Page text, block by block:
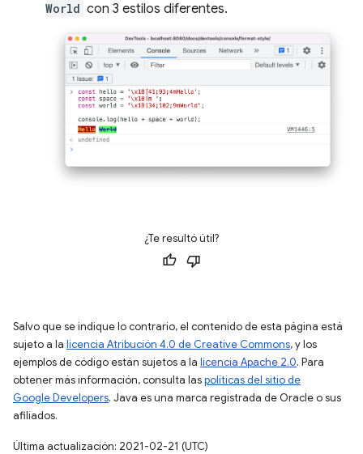
World con 3 estilos diferentes.
¿Te resultó útil?
Salvo que se indique lo contrario, el contenido de esta página está
sujeto a la licencia Atribución 4.0 de Creative Commons, y los
ejemplos de código están sujetos a la licencia Apache 2.0. Para
obtener más información, consulta laspolíticas del sitio de
Google Developers. Java es una marca registrada de Oracle o sus
afiliados.
Última actualización: 2021-02-21 (UTC)